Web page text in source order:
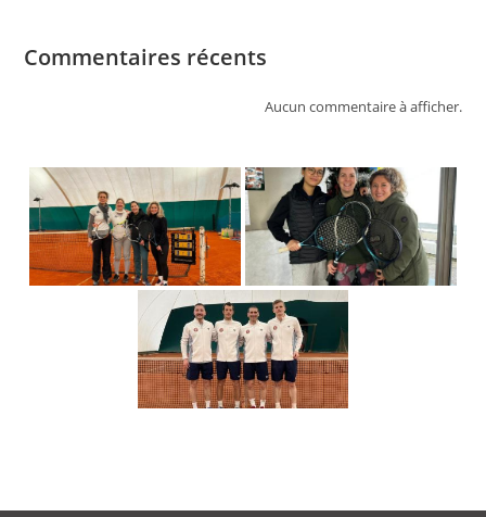
Commentaires récents
Aucun commentaire à afficher.